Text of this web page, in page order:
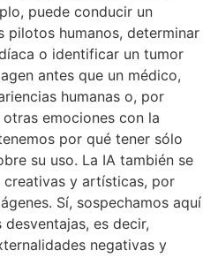
puede conducir un
pilotos humanos, determinar
o identificar un tumor
antes que un médico,
humanas o, por
emociones con la
por qué tener sólo
su uso. La IA también se
y artísticas, por
Sí, sospechamos aquí
es decir,
negativas y